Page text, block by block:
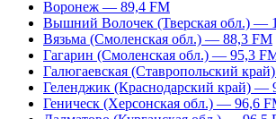
Воронеж — 89,4 FM
Вышний Волочек (Тверская обл.) —
Вязьма (Смоленская обл.) — 88,3 FM
Гагарин (Смоленская обл.) — 95,3
Галюгаевская (Ставропольский
Геленджик (Краснодарский край) —
Геническ (Херсонская обл.) — 96,6